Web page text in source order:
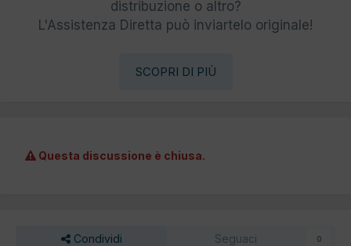
distribuzione o altro?
L'Assistenza Diretta può inviartelo originale!
SCOPRI DI PIÙ
Questa discussione è chiusa.
Condividi Seguaci 0